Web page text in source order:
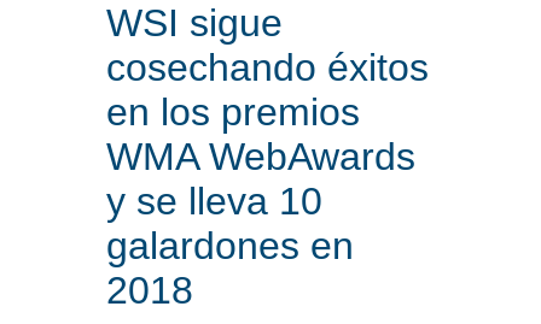
WSI sigue
cosechando éxitos
en los premios
WMA WebAwards
y se lleva 10
galardones en
2018